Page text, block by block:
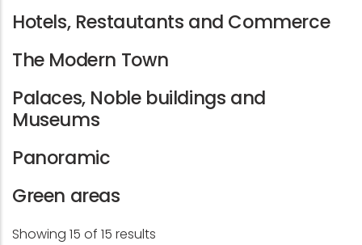
Hotels, Restautants and Commerce
The Modern Town
Palaces, Noble buildings and
Museums
Panoramic
Green areas
Showing 15 of 15 results